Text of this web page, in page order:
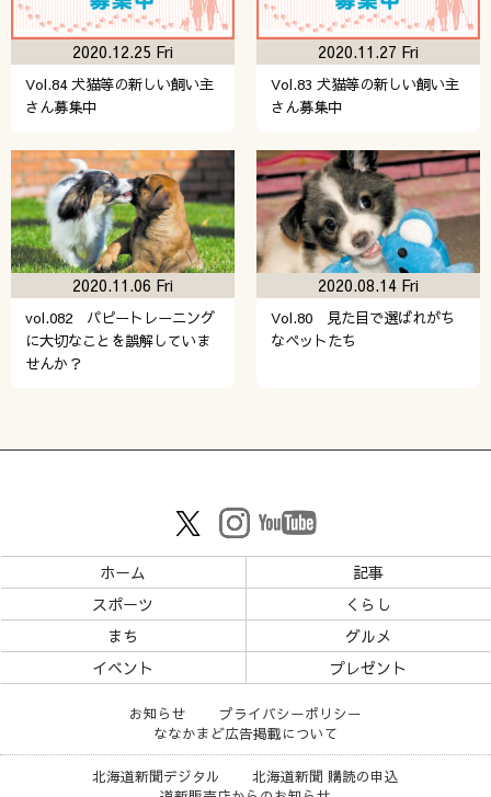
Vol.84 犬猫等の新しい飼い主
さん募集中
2020.12.25 Fri
Vol.83 犬猫等の新しい飼い主
さん募集中
2020.11.27 Fri
vol.082 パピートレーニング
に大切なことを誤解していま
せんか？
2020.11.06 Fri
Vol.80 見た目で選ばれがち
なペットたち
2020.08.14 Fri
ホーム
記事
スポーツ
くらし
まち
グルメ
イベント
プレゼント
お知らせ
プライバシーポリシー
ななかまど広告掲載について
北海道新聞デジタル
北海道新聞 購読の申込